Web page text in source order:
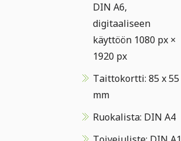
DIN A6,
digitaaliseen
käyttöön 1080 px ×
1920 px
Taittokortti: 85 x 55
mm
Ruokalista: DIN A4